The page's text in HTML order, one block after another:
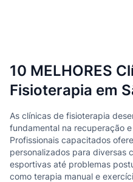
10 MELHORES
Fisioterapia em
As clínicas de fisioterapia
fundamental na recuperação
Profissionais capacitados
personalizados para diversas
esportivas até problemas
como terapia manual e